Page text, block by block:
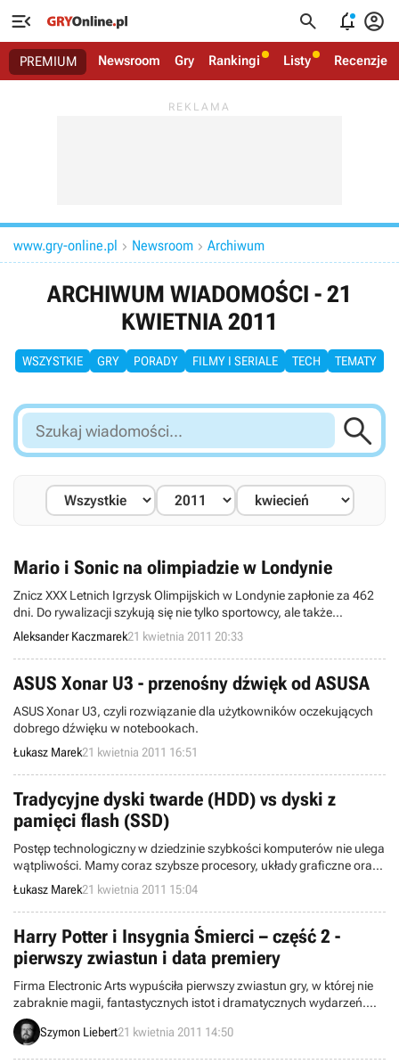
   
PREMIUM Newsroom Gry Rankingi Listy Recenzje
www.gry-online.pl  Newsroom  Archiwum
ARCHIWUM WIADOMOŚCI - 21
KWIETNIA 2011
WSZYSTKIE GRY PORADY FILMY I SERIALE TECH TEMATY
Szukaj
wiadomości...

Mario i Sonic na olimpiadzie w Londynie
Znicz XXX Letnich Igrzysk Olimpijskich w Londynie zapłonie za 462
dni. Do rywalizacji szykują się nie tylko sportowcy, ale także
producenci gier wideo. Koncern SEGA zapowiedział dziś Mario &
Sonic at the London 2012 Olympic Games. Gra z udziałem
sympatycznych bohaterów wydana zostanie w wersjach na konsole
Nintendo Wii i 3DS.
Aleksander Kaczmarek21 kwietnia 2011 20:33
ASUS Xonar U3 - przenośny dźwięk od ASUSA
ASUS Xonar U3, czyli rozwiązanie dla użytkowników oczekujących
dobrego dźwięku w notebookach.
Łukasz Marek21 kwietnia 2011 16:51
Tradycyjne dyski twarde (HDD) vs dyski z
pamięci flash (SSD)
Postęp technologiczny w dziedzinie szybkości komputerów nie ulega
wątpliwości. Mamy coraz szybsze procesory, układy graficzne oraz
coraz więcej pamięci RAM. Mało kto zdaje sobie jednak sprawę z
faktu, że tempo rozwoju pamięci masowej jest porównywalne z
innymi komponentami tylko jeśli chodzi o pojemność. Wydajność
tradycyjnych dysków twardych jest zbyt niska dla dzisiejszych
komputerów, co wyraźnie czuć podczas ładowania się systemu
operacyjnego, kolejnego levelu gry, czy wreszcie wyszukiwaniu.
Recepta? SSD! Kiedyś urządzenia te były nieziemsko drogie i
oferowały bardzo małą pojemność. Ale to było kiedyś...
Łukasz Marek21 kwietnia 2011 15:04
Harry Potter i Insygnia Śmierci – część 2 -
pierwszy zwiastun i data premiery
Firma Electronic Arts wypuściła pierwszy zwiastun gry, w której nie
zabraknie magii, fantastycznych istot i dramatycznych wydarzeń.
Mowa oczywiście o Harry Potter i Insygnia Śmierci – część 2. Na
stronie poświęconej produkcji potwierdzono, że posiadacze
Szymon Liebert21 kwietnia 2011 14:50